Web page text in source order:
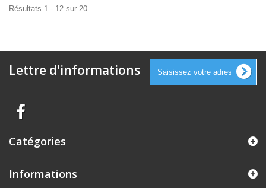
Résultats 1 - 12 sur 20.
Lettre d'informations
Catégories
Informations